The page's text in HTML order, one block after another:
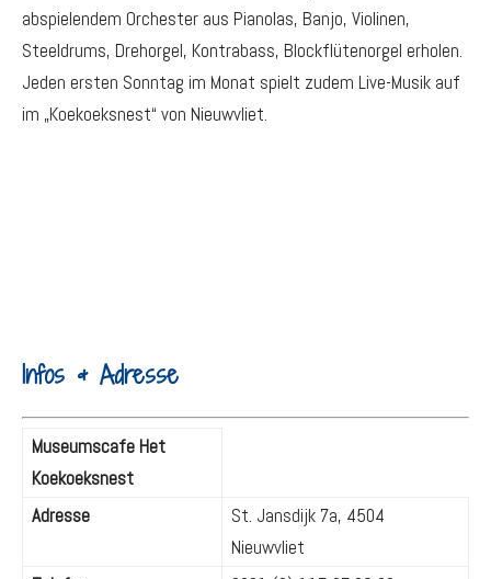
abspielendem Orchester aus Pianolas, Banjo, Violinen,
Steeldrums, Drehorgel, Kontrabass, Blockflütenorgel erholen.
Jeden ersten Sonntag im Monat spielt zudem Live-Musik auf
im „Koekoeksnest“ von Nieuwvliet.
Infos & Adresse
Museumscafe Het
Koekoeksnest
Adresse
St. Jansdijk 7a, 4504
Nieuwvliet